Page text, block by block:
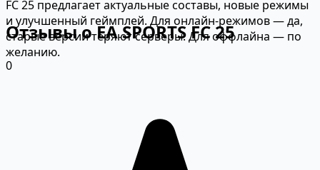
FC 25 предлагает актуальные составы, новые режимы
и улучшенный геймплей. Для онлайн-режимов — да,
старые версии теряют серверы. Для оффлайна — по
желанию.
Отзывы о EA SPORTS FC 25
0